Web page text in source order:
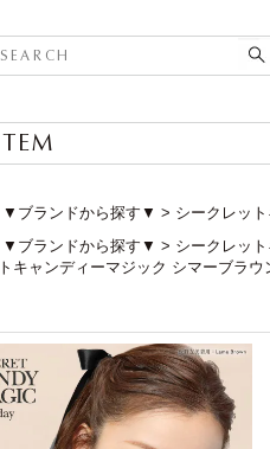
▼ブランドから探す▼
シークレッ
▼ブランドから探す▼
シークレッ
キャンディーマジック シマーブラウ